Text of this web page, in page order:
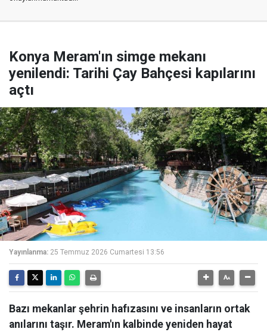
Konya Meram'ın simge mekanı
yenilendi: Tarihi Çay Bahçesi kapılarını
açtı
Yayınlanma: 25 Temmuz 2026 Cumartesi 13:56
Bazı mekanlar şehrin hafızasını ve insanların ortak
anılarını taşır. Meram'ın kalbinde yeniden hayat